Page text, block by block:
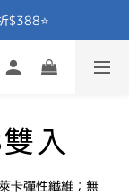
$388⭐
⭐
入
卡彈性纖維；無